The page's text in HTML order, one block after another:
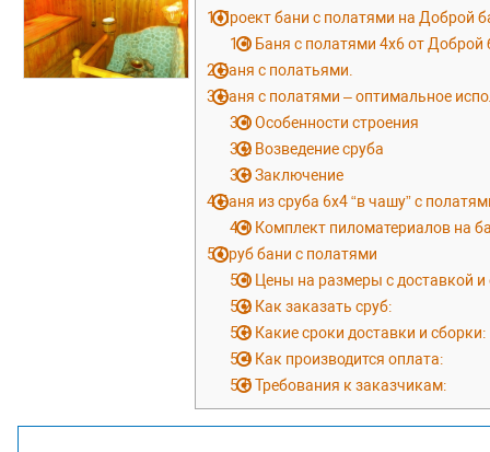
1Проект бани с полатями на Доброй
1.1 Баня с полатями 4х6 от Доброй
2Баня с полатьями.
3Баня с полатями – оптимальное
3.1Особенности строения
3.2 Возведение сруба
3.3Заключение
4Баня из сруба 6х4 “в чашу” с
4.1 Комплект пиломатериалов на
5Сруб бани с полатями
5.1 Цены на размеры с доставкой и
5.2 Как заказать сруб:
5.3 Какие сроки доставки и сборки:
5.4 Как производится оплата:
5.5Требования к заказчикам: